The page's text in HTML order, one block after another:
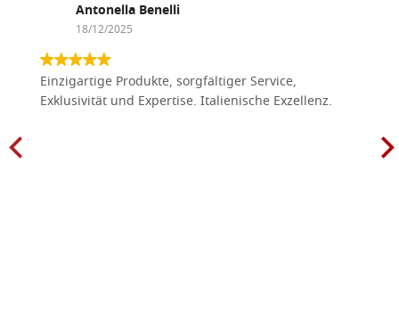
Antonella Benelli
18/12/2025
Einzigartige Produkte, sorgfältiger Service,
Exklusivität und Expertise. Italienische Exzellenz.